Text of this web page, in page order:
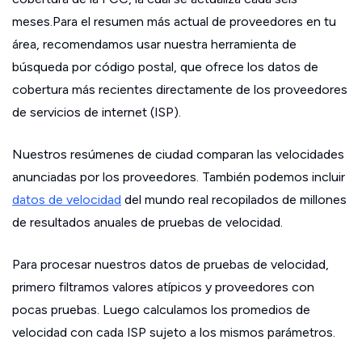
meses.Para el resumen más actual de proveedores en tu
área, recomendamos usar nuestra herramienta de
búsqueda por código postal, que ofrece los datos de
cobertura más recientes directamente de los proveedores
de servicios de internet (ISP).
Nuestros resúmenes de ciudad comparan las velocidades
anunciadas por los proveedores. También podemos incluir
datos de velocidad del mundo real recopilados de millones
de resultados anuales de pruebas de velocidad.
Para procesar nuestros datos de pruebas de velocidad,
primero filtramos valores atípicos y proveedores con
pocas pruebas. Luego calculamos los promedios de
velocidad con cada ISP sujeto a los mismos parámetros.